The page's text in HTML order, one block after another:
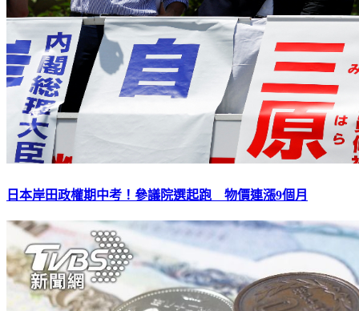
日本岸田政權期中考！參議院選起跑 物價連漲9個月